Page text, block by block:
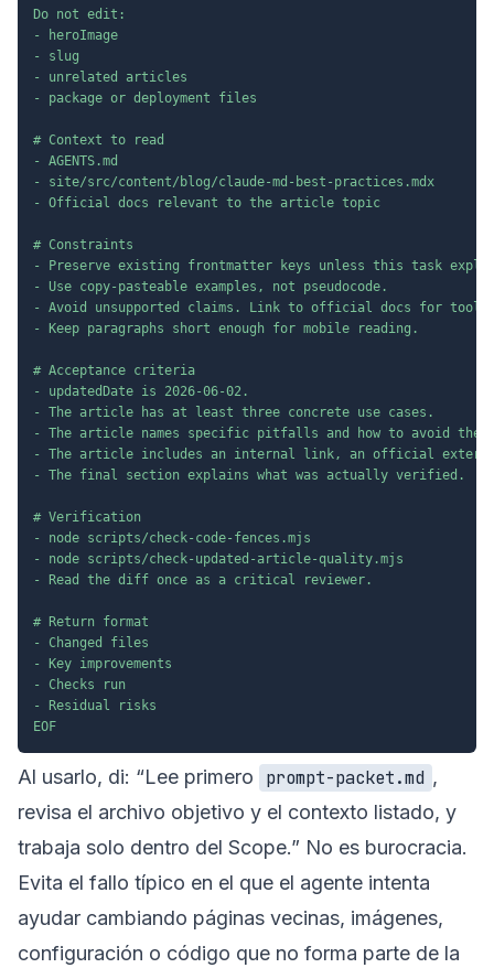
Do not edit:
- heroImage
- slug
- unrelated articles
- package or deployment files
# Context to read
- AGENTS.md
- site/src/content/blog/claude-md-best-practices.mdx
- Official docs relevant to the article topic
# Constraints
- Preserve existing frontmatter keys unless this task
- Use copy-pasteable examples, not pseudocode.
- Avoid unsupported claims. Link to official docs for tool
- Keep paragraphs short enough for mobile reading.
# Acceptance criteria
- updatedDate is 2026-06-02.
- The article has at least three concrete use cases.
- The article names specific pitfalls and how to avoid
- The article includes an internal link, an official
- The final section explains what was actually verified.
# Verification
- node scripts/check-code-fences.mjs
- node scripts/check-updated-article-quality.mjs
- Read the diff once as a critical reviewer.
# Return format
- Changed files
- Key improvements
- Checks run
- Residual risks
EOF
Al usarlo, di: “Lee primero prompt-packet.md ,
revisa el archivo objetivo y el contexto listado, y
trabaja solo dentro del Scope.” No es burocracia.
Evita el fallo típico en el que el agente intenta
ayudar cambiando páginas vecinas, imágenes,
configuración o código que no forma parte de la